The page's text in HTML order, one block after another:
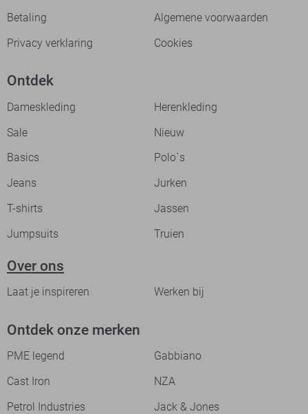
Betaling
Algemene voorwaarden
Privacy verklaring
Cookies
Ontdek
Dameskleding
Herenkleding
Sale
Nieuw
Basics
Polo`s
Jeans
Jurken
T-shirts
Jassen
Jumpsuits
Truien
Over ons
Laat je inspireren Werken bij
Ontdek onze merken
PME legend
Gabbiano
Cast Iron
NZA
Petrol Industries
Jack & Jones